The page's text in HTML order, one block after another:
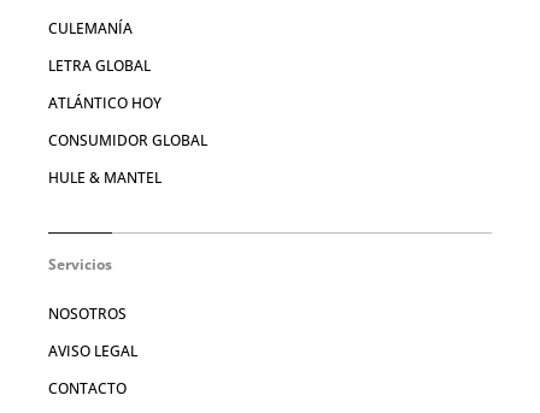
CULEMANÍA
LETRA GLOBAL
ATLÁNTICO HOY
CONSUMIDOR GLOBAL
HULE & MANTEL
Servicios
NOSOTROS
AVISO LEGAL
CONTACTO